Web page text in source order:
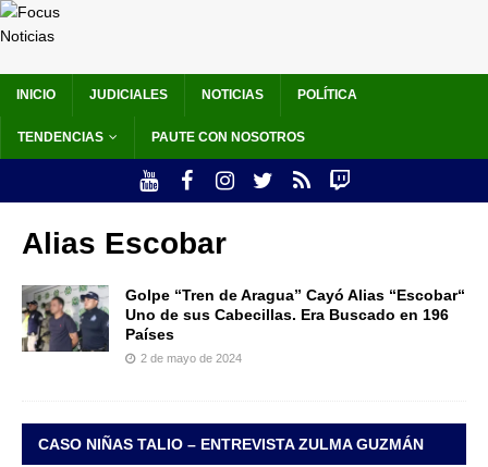
INICIO JUDICIALES NOTICIAS POLÍTICA
TENDENCIAS PAUTE CON NOSOTROS
Alias Escobar
Golpe “Tren de Aragua” Cayó Alias “Escobar“
Uno de sus Cabecillas. Era Buscado en 196
Países
2 de mayo de 2024
CASO NIÑAS TALIO – ENTREVISTA ZULMA GUZMÁN